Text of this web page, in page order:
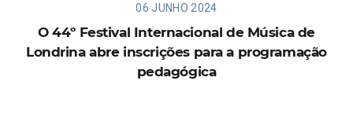
06 JUNHO 2024
O 44º Festival Internacional de Música de
Londrina abre inscrições para a programação
pedagógica